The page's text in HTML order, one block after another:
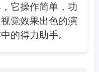
它操作简单，功
觉效果出色的演
的得力助手。